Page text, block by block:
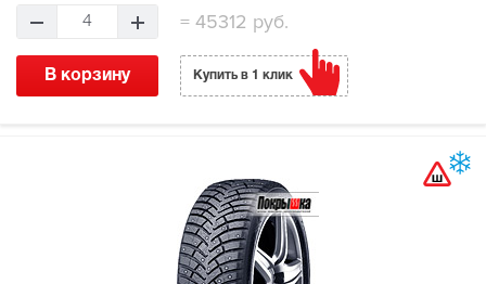
4 =45312 руб.
В корзину Купить в 1 клик